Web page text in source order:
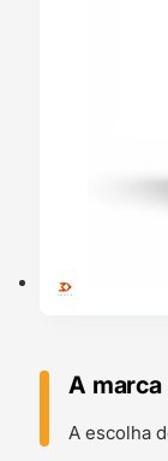
A
A escolha